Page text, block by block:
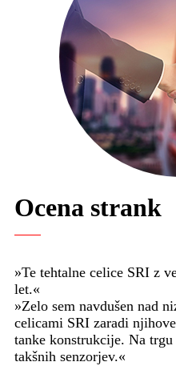
Ocena strank
»Te tehtalne celice SRI z
let.«
»Zelo sem navdušen nad
celicami SRI zaradi
tanke konstrukcije. Na
takšnih senzorjev.«